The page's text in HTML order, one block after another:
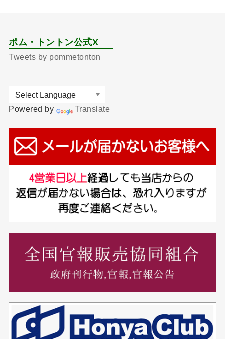
ポム・トントン公式X
Tweets by pommetonton
Powered by Translate